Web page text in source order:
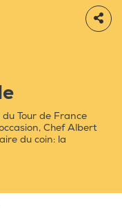
Tour de France
Chef Albert
du coin: la